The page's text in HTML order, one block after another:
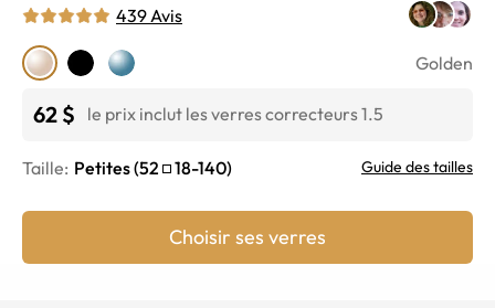
439 Avis
Golden
62 $ le prix inclut les verres correcteurs 1.5
Taille: Petites(52 18-140) Guide des tailles
Choisir ses verres